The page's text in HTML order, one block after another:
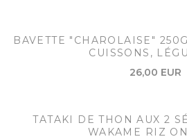
BAVETTE "CHAROLAISE"
CUISSONS,
26,00 EUR
TATAKI DE THON AUX 2
WAKAME RIZ